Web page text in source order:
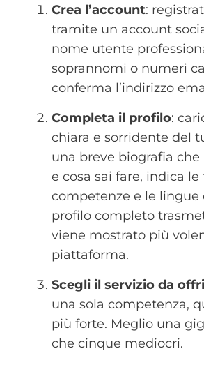
Crea l’account:
tramite un account
nome utente
soprannomi o numeri
conferma l’indirizzo
Completa il profilo:
chiara e sorridente del
una breve biografia che
e cosa sai fare, indica le
competenze e le lingue
profilo completo
viene mostrato più
piattaforma.
Scegli il servizio da
una sola competenza,
più forte. Meglio una
che cinque mediocri.